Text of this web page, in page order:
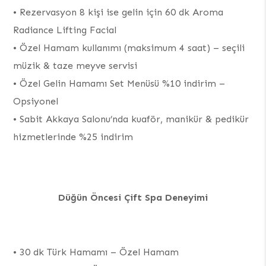
•⁠ Rezervasyon 8 kişi ise gelin için 60 dk Aroma
Radiance Lifting Facial
•⁠ Özel Hamam kullanımı (maksimum 4 saat) – seçili
müzik & taze meyve servisi
•⁠ Özel Gelin Hamamı Set Menüsü %10 indirim –
Opsiyonel
•⁠ Sabit Akkaya Salonu’nda kuaför, manikür & pedikür
hizmetlerinde %25 indirim
Düğün Öncesi Çift Spa Deneyimi
•⁠ 30 dk Türk Hamamı – Özel Hamam